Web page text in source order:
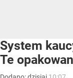
System
Te